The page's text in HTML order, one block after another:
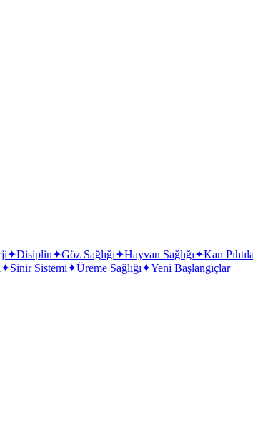
✦Disiplin✦Göz Sağlığı✦Hayvan Sağlığı✦Kan
✦Sinir Sistemi✦Üreme Sağlığı✦Yeni Başlangıçlar